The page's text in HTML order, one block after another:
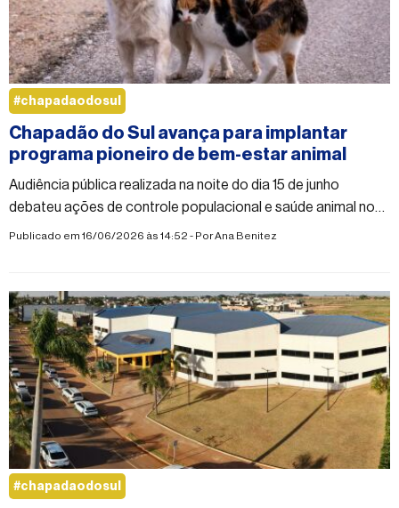
Chapadão do Sul avança para implantar
programa pioneiro de bem-estar animal
Audiência pública realizada na noite do dia 15 de junho
debateu ações de controle populacional e saúde animal no
município
Publicado em 16/06/2026 às 14:52 - PorAna Benitez
#chapadaodosul
#chapadaodosul